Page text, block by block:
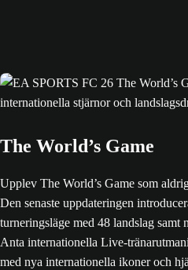
The World’s Game
Upplev The World’s Game som
Den senaste uppdateringen
turneringsläge med 48 landslag samt
Anta internationella Live-
med nya internationella ikoner och